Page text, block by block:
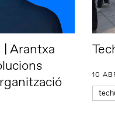
Arantxa
10